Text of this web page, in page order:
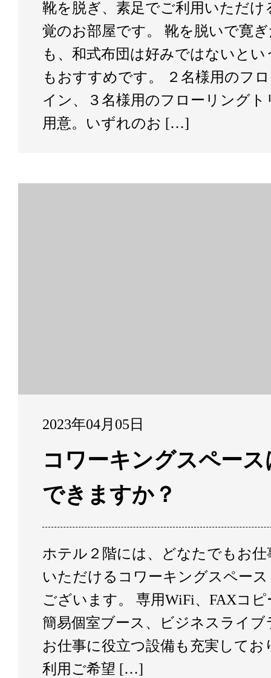
靴を脱ぎ、素足でご利用いただけ
覚のお部屋です。 靴を脱いで寛
も、和式布団は好みではないとい
もおすすめです。 ２名様用のフ
イン、３名様用のフローリング
用意。いずれのお […]
2023年04月05日
コワーキングスペース
できますか？
ホテル２階には、どなたでもお仕
いただけるコワーキングスペー
ございます。 専用WiFi、FAXコピ
簡易個室ブース、ビジネスライブ
お仕事に役立つ設備も充実してお
利用ご希望 […]